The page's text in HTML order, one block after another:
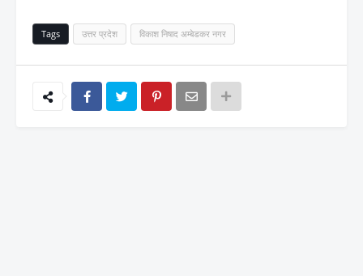
Tags उत्तर प्रदेश विकाश निषाद अम्बेडकर नगर